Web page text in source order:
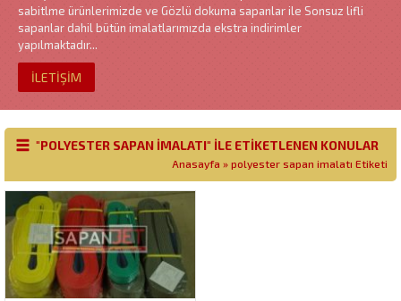
sabitlme ürünlerimizde ve Gözlü dokuma sapanlar ile Sonsuz lifli
sapanlar dahil bütün imalatlarımızda ekstra indirimler
yapılmaktadır...
İLETİŞİM
"POLYESTER SAPAN IMALATI" ILE ETIKETLENEN KONULAR
Anasayfa » polyester sapan imalatı Etiketi